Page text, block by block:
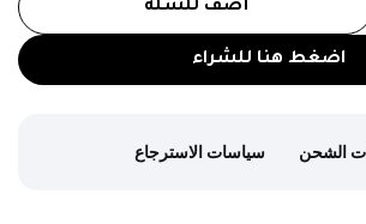
اضغط هنا للشراء
أضف للسلة
الشحن سياسات الاسترجاع